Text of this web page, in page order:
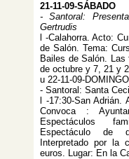
21-11-09-SÁBADO
- Santoral:
Gertrudis
l -Calahorra. Acto:
de Salón. Tema:
Bailes de Salón.
de octubre y 7, 21 y
u 22-11-09-DOMINGO
- Santoral: Santa
l -17:30-San
Convoca :
Espectáculos
Espectáculo de
Interpretado por la
euros. Lugar: En la